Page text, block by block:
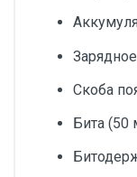
Скоба
Бита (50